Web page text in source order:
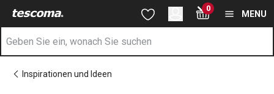
Sie befinden sich auf der Grillen ohne Kompromisse: Wie wählt
Zum Hauptinhalt springen
Zur Suche springen
Zur Navigation springen 0
MENU
Inspirationen und Ideen